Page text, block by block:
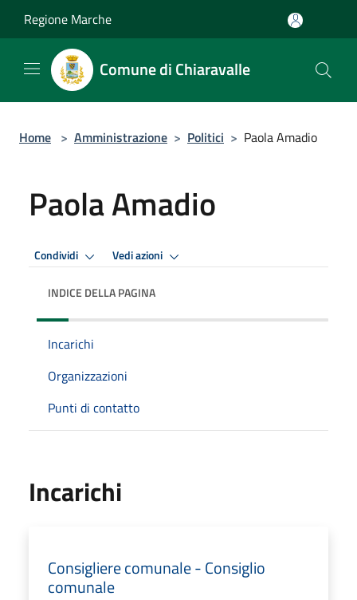
Regione Marche
Comune di Chiaravalle
Home > Amministrazione > Politici > Paola Amadio
Paola Amadio
Condividi Vedi azioni
INDICE DELLA PAGINA
Incarichi
Organizzazioni
Punti di contatto
Incarichi
Consigliere comunale - Consiglio
comunale